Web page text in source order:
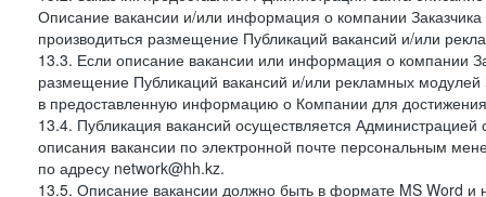
Описание вакансии и/или информация о компании Заказчика
производиться размещение Публикаций вакансий и/или
13.3. Если описание вакансии или информация о компании
размещение Публикаций вакансий и/или рекламных модулей
в предоставленную информацию о Компании для достижения
13.4. Публикация вакансий осуществляется
описания вакансии по электронной почте персональным
по адресу network@hh.kz.
13.5. Описание вакансии должно быть в формате MS Word и